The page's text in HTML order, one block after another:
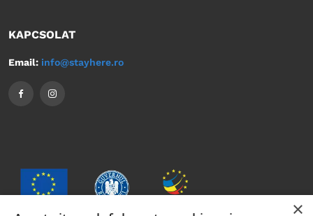
KAPCSOLAT
Email: info@stayhere.ro
×